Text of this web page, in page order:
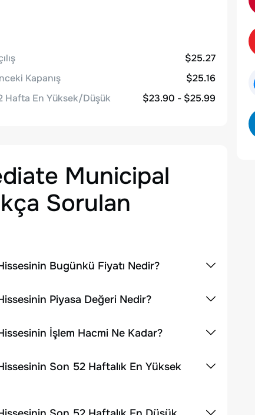
$25.27
Kapanış
$25.16
Hafta En Yüksek/Düşük
$23.90 - $25.99
Municipal
Sorulan
Bugünkü Fiyatı Nedir?
Piyasa Değeri Nedir?
İşlem Hacmi Ne Kadar?
Son 52 Haftalık En Yüksek